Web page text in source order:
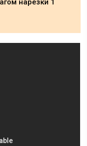
нарезки 1